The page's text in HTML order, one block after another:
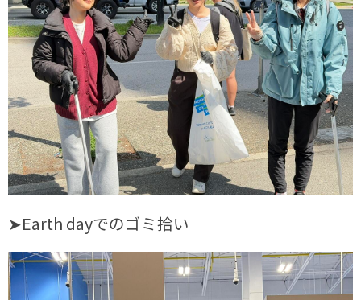
➤Earth dayでのゴミ拾い